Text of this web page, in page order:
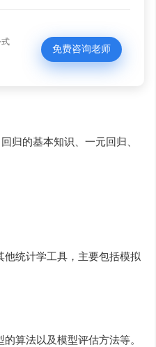
式
免费咨询老师
归的基本知识、一元回归、
他统计学工具，主要包括模拟
算法以及模型评估方法等。